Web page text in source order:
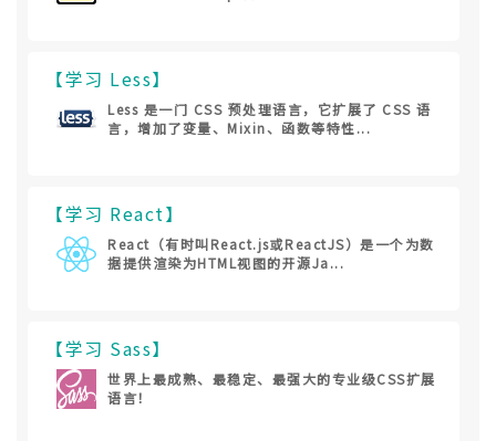
【学习 Less】
Less 是一门 CSS 预处理语言，它扩展了 CSS 语
言，增加了变量、Mixin、函数等特性...
【学习 React】
React（有时叫React.js或ReactJS）是一个为数
据提供渲染为HTML视图的开源Ja...
【学习 Sass】
世界上最成熟、最稳定、最强大的专业级CSS扩展
语言！